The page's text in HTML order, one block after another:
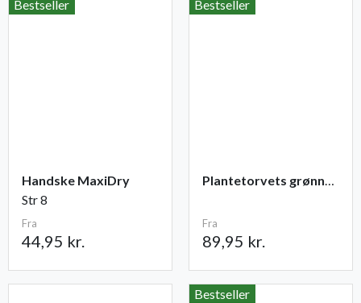
Bestseller
Handske MaxiDry
Str 8
Fra
44,95 kr.
Bestseller
Plantetorvets grønne vandingspose 75 liter
Fra
89,95 kr.
Bestseller